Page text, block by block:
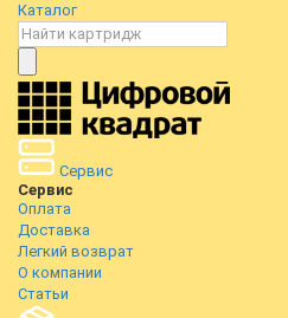
Каталог
Сервис
Сервис
Оплата
Доставка
Легкий возврат
О компании
Статьи